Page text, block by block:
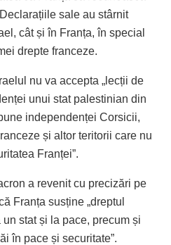
sale au stârnit
cât și în Franța, în special
drepte franceze.
nu va accepta „lecții de
unui stat palestinian din
independenței Corsicii,
și altor teritorii care nu
Franței”.
a revenit cu precizări pe
Franța susține „dreptul
stat și la pace, precum și
în pace și securitate”.